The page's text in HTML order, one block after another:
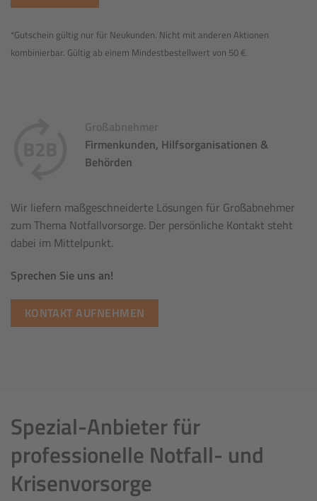
*Gutschein gültig nur für Neukunden. Nicht mit anderen Aktionen
kombinierbar. Gültig ab einem Mindestbestellwert von 50 €.
Großabnehmer
Firmenkunden, Hilfsorganisationen &
Behörden
Wir liefern maßgeschneiderte Lösungen für Großabnehmer
zum Thema Notfallvorsorge. Der persönliche Kontakt steht
dabei im Mittelpunkt.
Sprechen Sie uns an!
KONTAKT AUFNEHMEN
Spezial-Anbieter für
professionelle Notfall- und
Krisenvorsorge